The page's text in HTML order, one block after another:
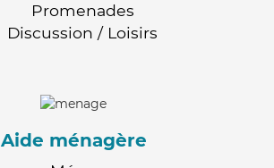
Promenades
Discussion / Loisirs
Aide ménagère